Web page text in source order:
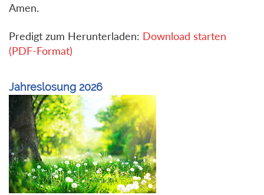
Amen.
Predigt zum Herunterladen: Download starten
(PDF-Format)
Jahreslosung 2026